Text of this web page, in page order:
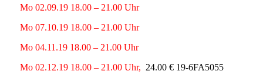
Mo 02.09.19 18.00 – 21.00 Uhr
Mo 07.10.19 18.00 – 21.00 Uhr
Mo 04.11.19 18.00 – 21.00 Uhr
Mo 02.12.19 18.00 – 21.00 Uhr, 24.00 € 19-6FA5055